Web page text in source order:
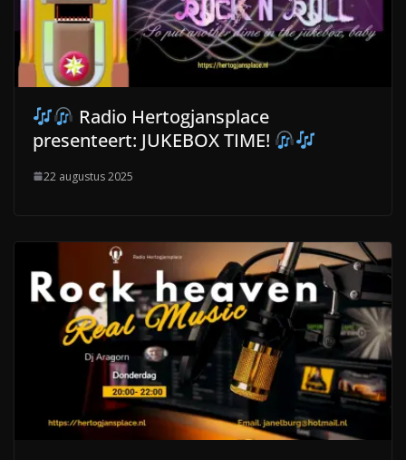
Radio Hertogjansplace
presenteert: JUKEBOX TIME!
22 augustus 2025